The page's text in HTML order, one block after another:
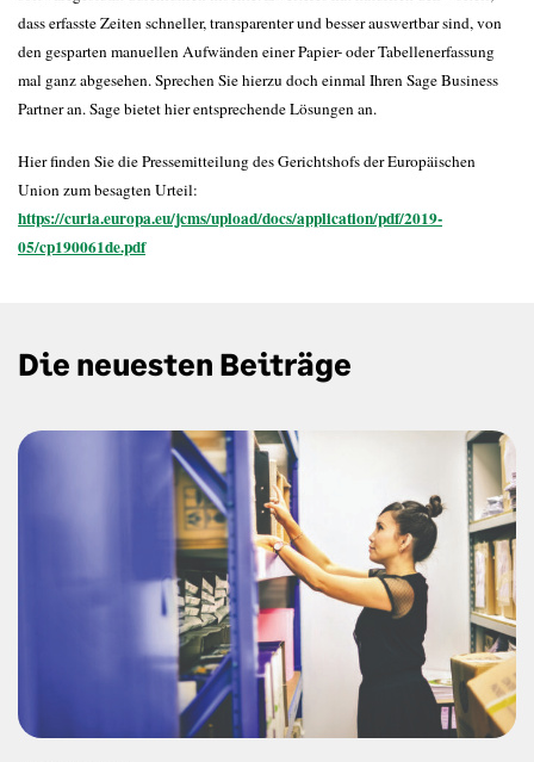
dass erfasste Zeiten schneller, transparenter und besser auswertbar sind, von
den gesparten manuellen Aufwänden einer Papier- oder Tabellenerfassung
mal ganz abgesehen. Sprechen Sie hierzu doch einmal Ihren Sage Business
Partner an. Sage bietet hier entsprechende Lösungen an.
Hier finden Sie die Pressemitteilung des Gerichtshofs der Europäischen
Union zum besagten Urteil:
https://curia.europa.eu/jcms/upload/docs/application/pdf/2019-
05/cp190061de.pdf
Die neuesten Beiträge